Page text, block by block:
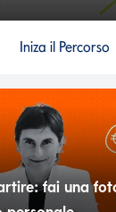
Iniza il Percorso
fai una